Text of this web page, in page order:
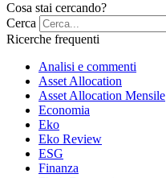
Cosa stai cercando?
Cerca
Ricerche frequenti
Analisi e commenti
Asset Allocation
Asset Allocation Mensile
Economia
Eko
Eko Review
ESG
Finanza